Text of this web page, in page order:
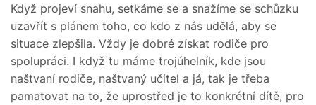
Když projeví snahu, setkáme se a snažíme se schůzku
uzavřít s plánem toho, co kdo z nás udělá, aby se
situace zlepšila. Vždy je dobré získat rodiče pro
spolupráci. I když tu máme trojúhelník, kde jsou
naštvaní rodiče, naštvaný učitel a já, tak je třeba
pamatovat na to, že uprostřed je to konkrétní dítě, pro